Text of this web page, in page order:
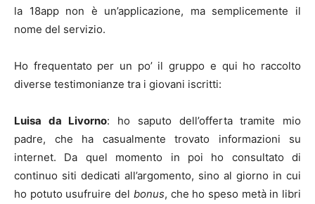
la 18app non è un’applicazione, ma semplicemente il
nome del servizio.
Ho frequentato per un po’ il gruppo e qui ho raccolto
diverse testimonianze tra i giovani iscritti:
Luisa da Livorno: ho saputo dell’offerta tramite mio
padre, che ha casualmente trovato informazioni su
internet. Da quel momento in poi ho consultato di
continuo siti dedicati all’argomento, sino al giorno in cui
ho potuto usufruire del bonus, che ho speso metà in libri